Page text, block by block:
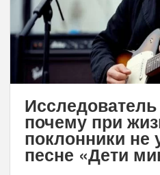
почему при
поклонники не
песне «Дети